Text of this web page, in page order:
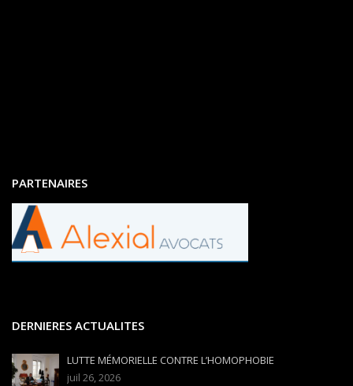
PARTENAIRES
DERNIERES ACTUALITES
LUTTE MÉMORIELLE CONTRE L’HOMOPHOBIE
juil 26, 2026